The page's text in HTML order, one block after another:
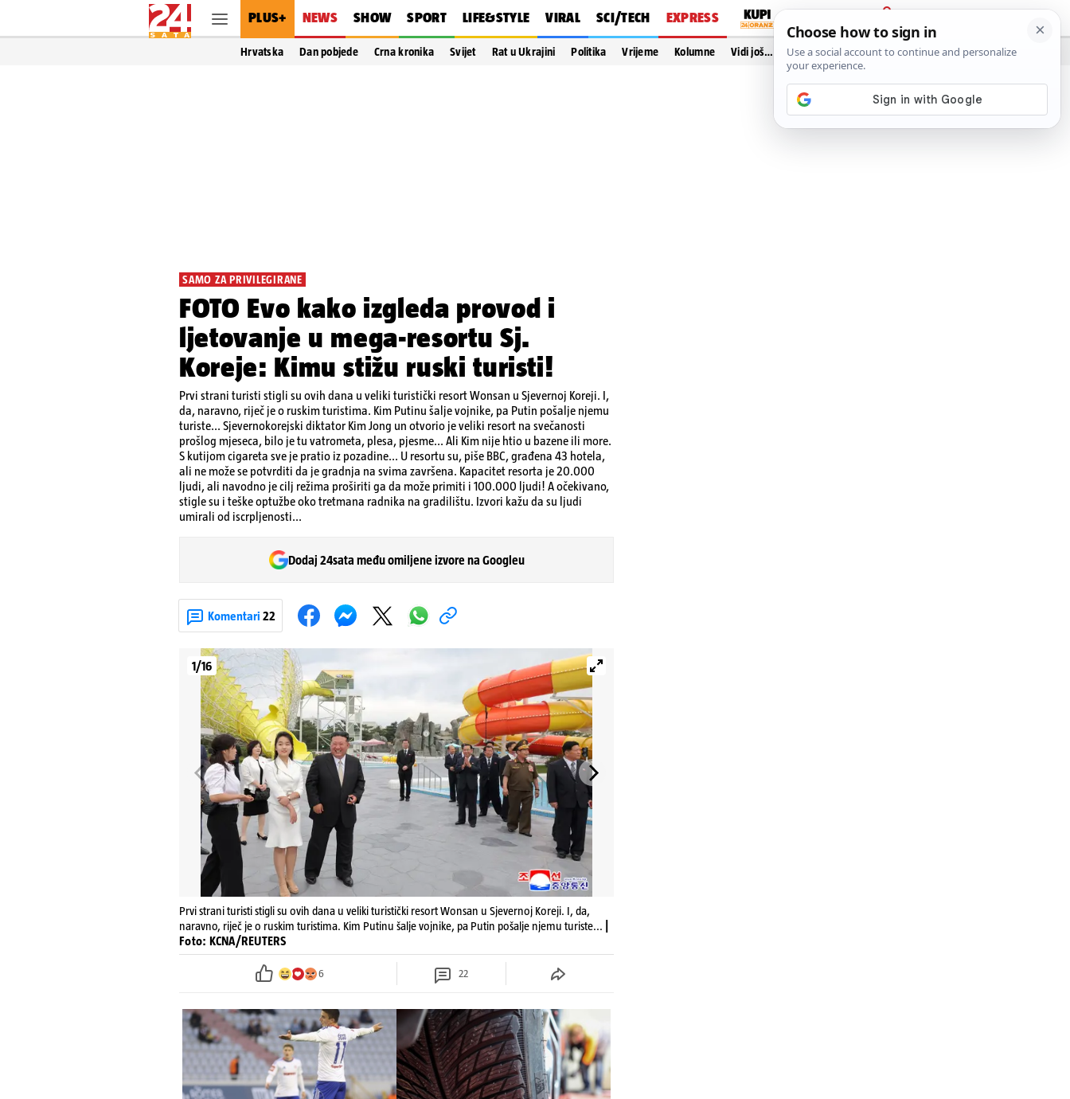
PLUS+ NEWS SHOW SPORT LIFE&STYLE VIRAL SCI/TECH EXPRESS
PRIJAVA
Hrvatska Dan pobjede Crna kronika Svijet Rat u Ukrajini Politika Vrijeme Kolumne Vidi još…
SAMO ZA PRIVILEGIRANE
FOTO Evo kako izgleda provod i
ljetovanje u mega-resortu Sj.
Koreje: Kimu stižu ruski turisti!
Prvi strani turisti stigli su ovih dana u veliki turistički resort Wonsan u Sjevernoj Koreji. I,
da, naravno, riječ je o ruskim turistima. Kim Putinu šalje vojnike, pa Putin pošalje njemu
turiste... Sjevernokorejski diktator Kim Jong un otvorio je veliki resort na svečanosti
prošlog mjeseca, bilo je tu vatrometa, plesa, pjesme... Ali Kim nije htio u bazene ili more.
S kutijom cigareta sve je pratio iz pozadine... U resortu su, piše BBC, građena 43 hotela,
ali ne može se potvrditi da je gradnja na svima završena. Kapacitet resorta je 20.000
ljudi, ali navodno je cilj režima proširiti ga da može primiti i 100.000 ljudi! A očekivano,
stigle su i teške optužbe oko tretmana radnika na gradilištu. Izvori kažu da su ljudi
umirali od iscrpljenosti...
Dodaj 24sata među omiljene izvore na Googleu
Komentari 22
1/16
Prvi strani turisti stigli su ovih dana u veliki turistički resort Wonsan u Sjevernoj Koreji. I, da,
naravno, riječ je o ruskim turistima. Kim Putinu šalje vojnike, pa Putin pošalje njemu turiste...
Foto: KCNA/REUTERS
6 22